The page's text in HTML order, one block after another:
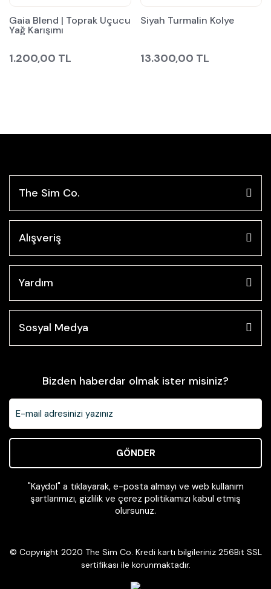
Gaia Blend | Toprak Uçucu
Yağ Karışımı
1.200,00 TL
Siyah Turmalin Kolye
13.300,00 TL
The Sim Co.
Alışveriş
Yardım
Sosyal Medya
Bizden haberdar olmak ister misiniz?
GÖNDER
"Kaydol" a tıklayarak, e-posta almayı ve web kullanım
şartlarımızı, gizlilik ve çerez politikamızı kabul etmiş
olursunuz.
© Copyright 2020 The Sim Co. Kredi kartı bilgileriniz 256Bit SSL
sertifikası ile korunmaktadır.